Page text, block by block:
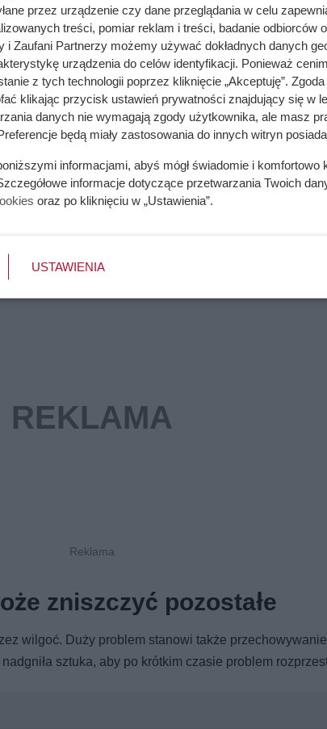
objawy, leczenie
po jednym lub dwóch dniach pojawiają się mokre
–
truskawek nie należy myć od razu po zakupie
.
deseru.
od razu je usuwa, aby owoce były gotowe do
szybciej chłonie wilgoć i zaczyna psuć się od środka.
zniszczyć pozostałe
wilgoć. Duży problem stanowi także
sztuka, aby po krótkim czasie problem
przez urządzenie czy dane przeglądania w celu
treści, pomiar reklam i treści, badanie odbiorców
i Zaufani Partnerzy możemy używać dokładnych danych
urządzenia do celów identyfikacji. Ponieważ
z tych technologii poprzez kliknięcie „Akceptuję”.
klikając przycisk ustawień prywatności znajdujący się w
danych nie wymagają zgody użytkownika, ale masz
będą miały zastosowania do innych witryn
informacjami, abyś mógł świadomie i
informacje dotyczące przetwarzania Twoich
oraz po kliknięciu w „Ustawienia”.
USTAWIENIA